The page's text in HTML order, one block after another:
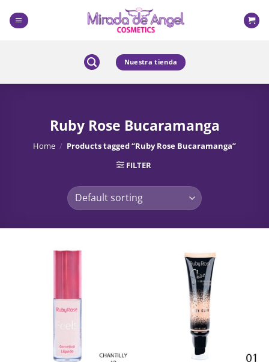
content
Nuestra tienda
Ruby Rose Bucaramanga
Home / Products tagged “Ruby Rose Bucaramanga”
FILTER